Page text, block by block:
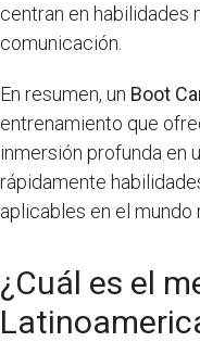
centran en habilidades
comunicación.
En resumen, un Boot
entrenamiento que
inmersión profunda en
rápidamente
aplicables en el mundo
¿Cuál es el